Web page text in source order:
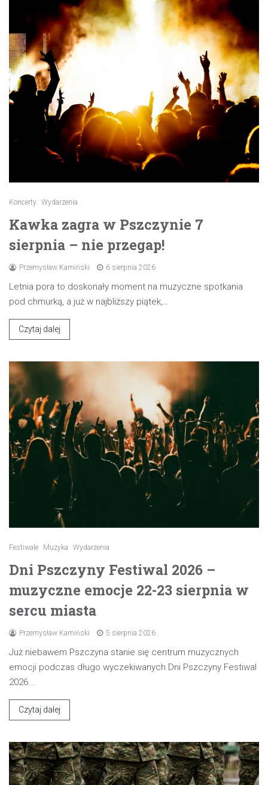
Koncerty Wydarzenia
Kawka zagra w Pszczynie 7
sierpnia – nie przegap!
Przemysław Kamiński 6 sierpnia 2026
Letnia pora to doskonały moment na muzyczne spotkania
pod chmurką, a już w najbliższy piątek,…
Czytaj dalej
Festiwale Muzyka Wydarzenia
Dni Pszczyny Festiwal 2026 –
muzyczne emocje 22-23 sierpnia w
sercu miasta
Przemysław Kamiński 5 sierpnia 2026
Już niebawem Pszczyna stanie się centrum muzycznych
emocji podczas długo wyczekiwanych Dni Pszczyny Festiwal
2026.…
Czytaj dalej